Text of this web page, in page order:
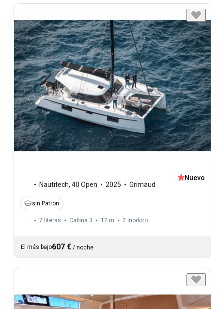
Nautitech, 40 Open 2025 Grimaud
Nuevo
sin Patron
7 literas Cabina 3 12 m 2 Inodoro
El más bajo607 € / noche